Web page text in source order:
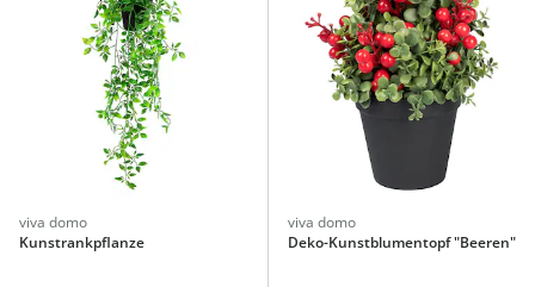
viva domo
Kunstrankpflanze
viva domo
Deko-Kunstblumentopf "Beeren"